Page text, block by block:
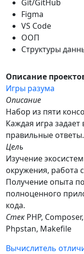
Git/GitHub
Figma
VS Code
ООП
Структуры
Описание
Игры разума
Описание
Hабор из пяти
Каждая игра
правильные ответы.
Цель
Изучение
окружения, работа
Получение опыта
полноценного
кода.
СтекPHP,
Phpstan, Makefile
Вычислитель